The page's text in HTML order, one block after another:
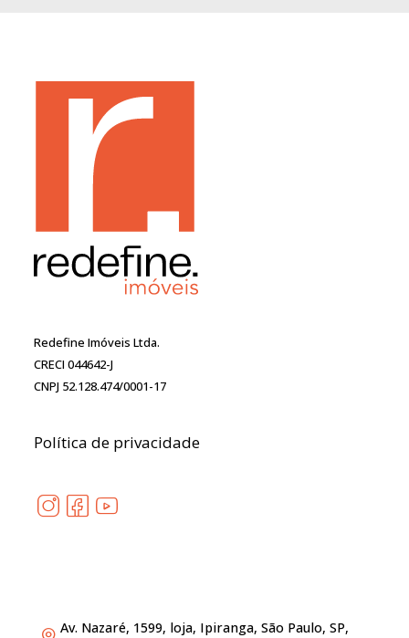
Redefine Imóveis Ltda.
CRECI 044642-J
CNPJ 52.128.474/0001-17
Política de privacidade
Av. Nazaré, 1599, loja, Ipiranga, São Paulo, SP,